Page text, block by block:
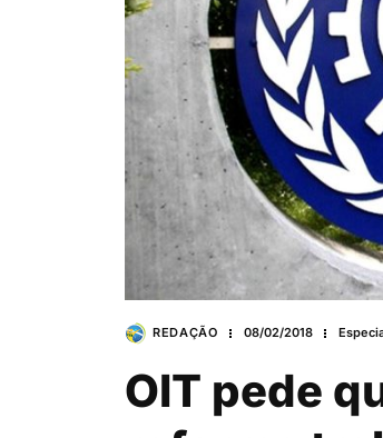
REDAÇÃO 08/02/2018
OIT pede